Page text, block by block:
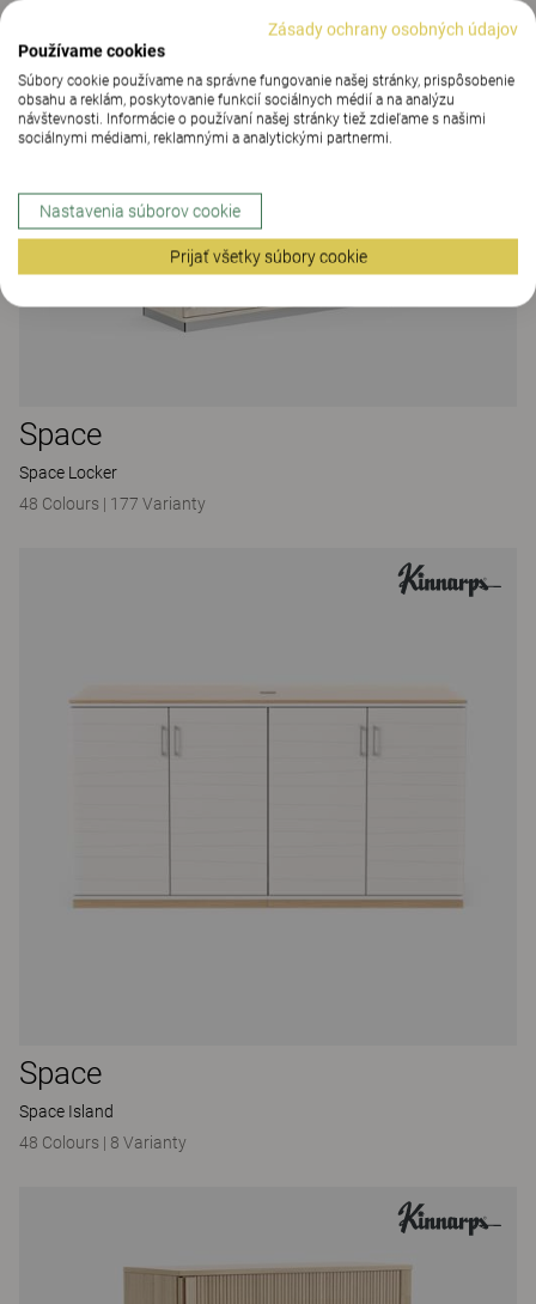
Space
Space Locker
48 Colours | 177 Varianty
Space
Space Island
48 Colours | 8 Varianty
Zásady ochrany osobných údajov
Používame cookies
Súbory cookie používame na správne fungovanie našej stránky, prispôsobenie
obsahu a reklám, poskytovanie funkcií sociálnych médií a na analýzu
návštevnosti. Informácie o používaní našej stránky tiež zdieľame s našimi
sociálnymi médiami, reklamnými a analytickými partnermi.
Nastavenia súborov cookie
Prijať všetky súbory cookie